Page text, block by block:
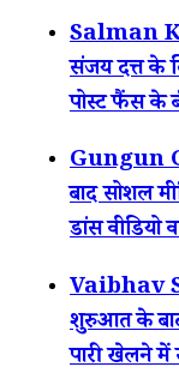
Salman
संजय दत्त के
पोस्ट फैंस के
Gungun
बाद सोशल
डांस वीडियो
Vaibhav
शुरुआत के
पारी खेलने में